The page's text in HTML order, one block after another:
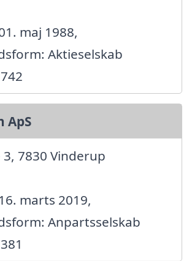
maj 1988,
Aktieselskab
ApS
7830 Vinderup
marts 2019,
Anpartsselskab